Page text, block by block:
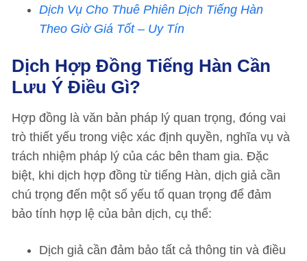
Dịch Vụ Cho Thuê Phiên Dịch Tiếng Hàn
Theo Giờ Giá Tốt – Uy Tín
Dịch Hợp Đồng Tiếng Hàn Cần
Lưu Ý Điều Gì?
Hợp đồng là văn bản pháp lý quan trọng, đóng vai
trò thiết yếu trong việc xác định quyền, nghĩa vụ và
trách nhiệm pháp lý của các bên tham gia. Đặc
biệt, khi dịch hợp đồng từ tiếng Hàn, dịch giả cần
chú trọng đến một số yếu tố quan trọng để đảm
bảo tính hợp lệ của bản dịch, cụ thể:
Dịch giả cần đảm bảo tất cả thông tin và điều